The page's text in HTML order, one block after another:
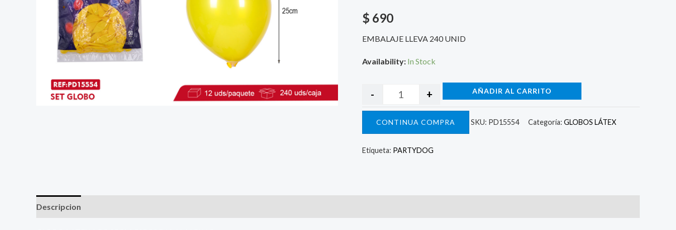
$ 690
EMBALAJE LLEVA 240 UNID
Availability: In Stock
- + AÑADIR AL CARRITO
CONTINUA COMPRA SKU: PD15554 Categoría: GLOBOS LÁTEX
Etiqueta: PARTYDOG
Descripcion